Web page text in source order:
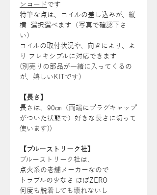
ンコードです
特筆な点は、コイルの差し込みが、縦
横 選択選べます（写真で確認下さ
い）
コイルの取付状況や、向きにより、よ
り フレキシブルに対応できます
(別売りの部品が一緒に入ってくるの
が、嬉しいKITです）
【長さ】
長さは、90㎝（両端にプラグキャップ
がついた状態で）好きな長さに切って
使います))
【ブルーストリーク社】
ブルーストリーク社は、
点火系の老舗メーカーなので
トラブルの少なさ ほぼZERO
何度も脱着しても壊れないし